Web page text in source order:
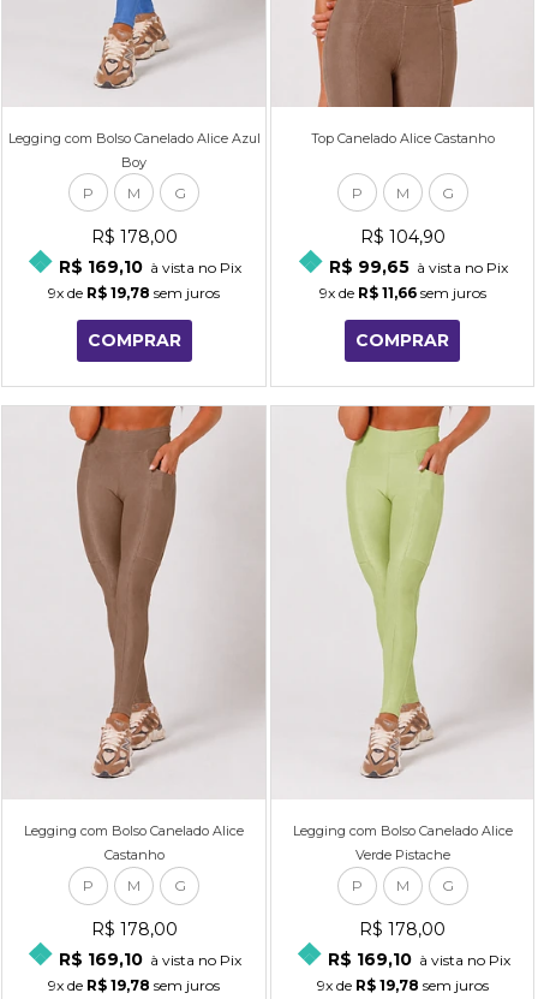
Legging com Bolso Canelado Alice Azul
Boy
P M G
R$ 178,00
R$ 169,10 à vista no Pix
9x de R$ 19,78 sem juros
COMPRAR
Top Canelado Alice Castanho
P M G
R$ 104,90
R$ 99,65 à vista no Pix
9xde R$ 11,66sem juros
COMPRAR
Legging com Bolso Canelado Alice
Castanho
P M G
R$ 178,00
R$ 169,10 à vista no Pix
9x de R$ 19,78 sem juros
Legging com Bolso Canelado Alice
Verde Pistache
P M G
R$ 178,00
R$ 169,10 à vista no Pix
9xde R$ 19,78 sem juros